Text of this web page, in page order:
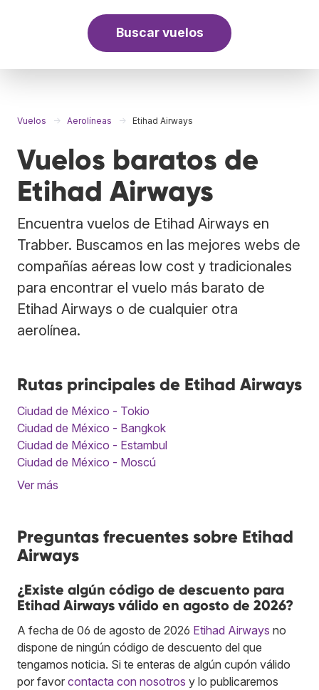
Buscar vuelos
Vuelos Aerolíneas Etihad Airways
Vuelos baratos de
Etihad Airways
Encuentra vuelos de Etihad Airways en
Trabber. Buscamos en las mejores webs de
compañías aéreas low cost y tradicionales
para encontrar el vuelo más barato de
Etihad Airways o de cualquier otra
aerolínea.
Rutas principales de Etihad Airways
Ciudad de México - Tokio
Ciudad de México - Bangkok
Ciudad de México - Estambul
Ciudad de México - Moscú
Ver más
Preguntas frecuentes sobre Etihad
Airways
¿Existe algún código de descuento para
Etihad Airways válido en agosto de 2026?
A fecha de 06 de agosto de 2026 Etihad Airways no
dispone de ningún código de descuento del que
tengamos noticia. Si te enteras de algún cupón válido
por favor contacta con nosotros y lo publicaremos